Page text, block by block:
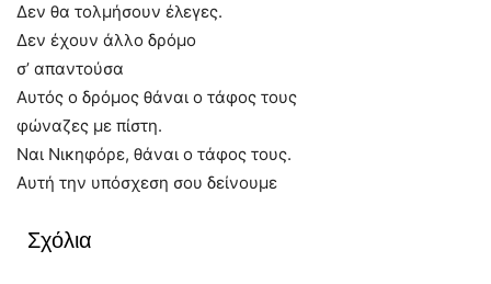
Δεν θα τολμήσουν έλεγες.
Δεν έχουν άλλο δρόμο
σ’ απαντούσα
Αυτός ο δρόμος θάναι ο τάφος τους
φώναζες με πίστη.
Ναι Νικηφόρε, θάναι ο τάφος τους.
Αυτή την υπόσχεση σου δείνουμε
Σχόλια